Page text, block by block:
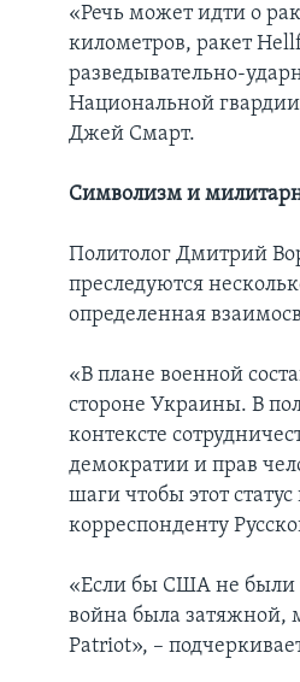
«Речь может идти о
километров, ракет
разведывательно-
Национальной
Джей Смарт.
Символизм и
Политолог Дмитрий
преследуются
определенная
«В плане военной
стороне Украины. В
контексте
демократии и прав
шаги чтобы этот
корреспонденту
«Если бы США не были
война была затяжной,
Patriot», –